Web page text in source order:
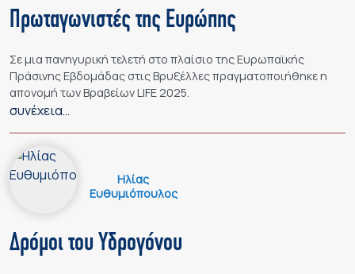
Πρωταγωνιστές της Ευρώπης
Σε μια πανηγυρική τελετή στο πλαίσιο της Ευρωπαϊκής
Πράσινης Εβδομάδας στις Βρυξέλλες πραγματοποιήθηκε η
απονομή των Βραβείων LIFE 2025.
συνέχεια…
Ηλίας
Ευθυμιόπουλος
Δρόμοι του Υδρογόνου